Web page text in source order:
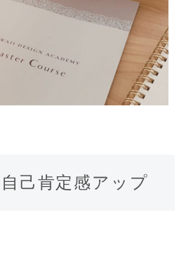
己肯定感アップ